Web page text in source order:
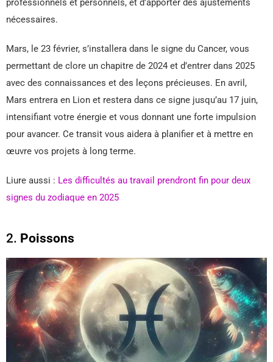
professionnels et personnels, et d’apporter des ajustements
nécessaires.
Mars, le 23 février, s’installera dans le signe du Cancer, vous
permettant de clore un chapitre de 2024 et d’entrer dans 2025
avec des connaissances et des leçons précieuses. En avril,
Mars entrera en Lion et restera dans ce signe jusqu’au 17 juin,
intensifiant votre énergie et vous donnant une forte impulsion
pour avancer. Ce transit vous aidera à planifier et à mettre en
œuvre vos projets à long terme.
Liure aussi : Les difficultés au travail prendront fin pour deux
signes du zodiaque en 2025
2. Poissons